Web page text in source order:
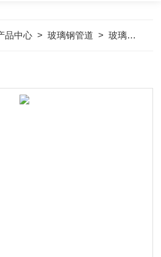
品中心 >玻璃钢管道 >玻璃钢喷淋管